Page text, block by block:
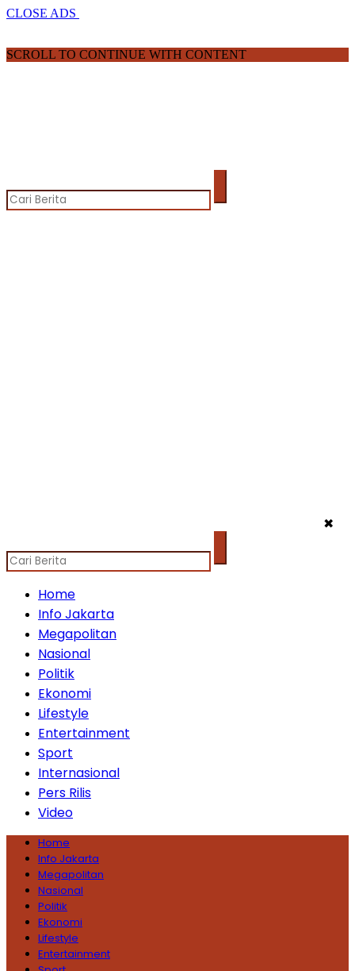
CLOSE ADS
SCROLL TO CONTINUE WITH CONTENT
✖
Home
Info Jakarta
Megapolitan
Nasional
Politik
Ekonomi
Lifestyle
Entertainment
Sport
Internasional
Pers Rilis
Video
Home
Info Jakarta
Megapolitan
Nasional
Politik
Ekonomi
Lifestyle
Entertainment